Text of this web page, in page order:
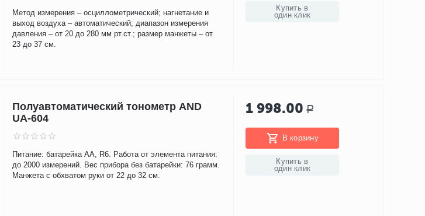
Метод измерения – осциллометрический; нагнетание и
выход воздуха – автоматический; диапазон измерения
давления – от 20 до 280 мм рт.ст.; размер манжеты – от
23 до 37 см.
Купить в
один клик
Полуавтоматический тонометр AND
UA-604
Питание: батарейка АА, R6. Работа от элемента питания:
до 2000 измерений. Вес прибора без батарейки: 76 грамм.
Манжета с обхватом руки от 22 до 32 см.
1 998.00 Р
В корзину
Купить в
один клик